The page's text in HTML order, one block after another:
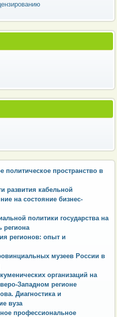
политическое пространство в
развития кабельной
на состояние бизнес-
политики государства на
региона
регионов: опыт и
музеев России в
организаций на
Западном регионе
Диагностика и
вуза
профессиональное